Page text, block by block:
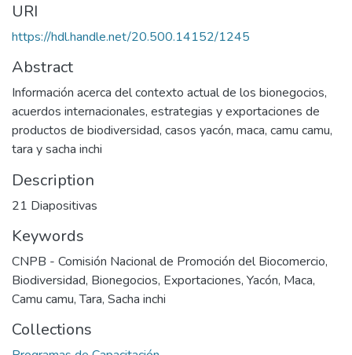
URI
https://hdl.handle.net/20.500.14152/1245
Abstract
Información acerca del contexto actual de los bionegocios,
acuerdos internacionales, estrategias y exportaciones de
productos de biodiversidad, casos yacón, maca, camu camu,
tara y sacha inchi
Description
21 Diapositivas
Keywords
CNPB - Comisión Nacional de Promoción del Biocomercio,
Biodiversidad, Bionegocios, Exportaciones, Yacón, Maca,
Camu camu,Tara, Sacha inchi
Collections